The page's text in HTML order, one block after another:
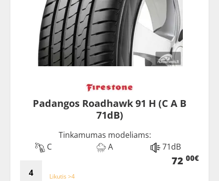
Padangos Roadhawk 91 H (C A B
71dB)
Tinkamumas modeliams:
C
A 71dB
Likutis >4
72 00€